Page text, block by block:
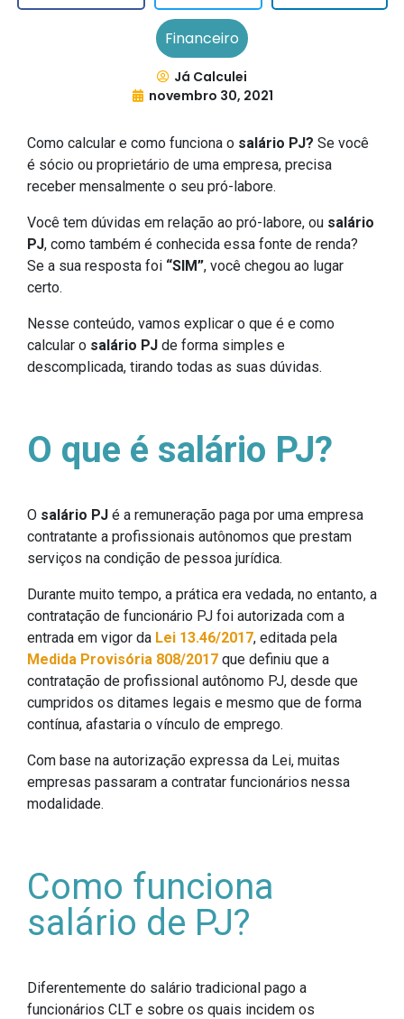
Financeiro
Já Calculei
novembro 30, 2021
Como calcular e como funciona o salário PJ? Se você
é sócio ou proprietário de uma empresa, precisa
receber mensalmente o seu pró-labore.
Você tem dúvidas em relação ao pró-labore, ou salário
PJ, como também é conhecida essa fonte de renda?
Se a sua resposta foi “SIM”, você chegou ao lugar
certo.
Nesse conteúdo, vamos explicar o que é e como
calcular o salário PJ de forma simples e
descomplicada, tirando todas as suas dúvidas.
O que é salário PJ?
O salário PJ é a remuneração paga por uma empresa
contratante a profissionais autônomos que prestam
serviços na condição de pessoa jurídica.
Durante muito tempo, a prática era vedada, no entanto, a
contratação de funcionário PJ foi autorizada com a
entrada em vigor da Lei 13.46/2017, editada pela
Medida Provisória 808/2017 que definiu que a
contratação de profissional autônomo PJ, desde que
cumpridos os ditames legais e mesmo que de forma
contínua, afastaria o vínculo de emprego.
Com base na autorização expressa da Lei, muitas
empresas passaram a contratar funcionários nessa
modalidade.
Como funciona
salário de PJ?
Diferentemente do salário tradicional pago a
funcionários CLT e sobre os quais incidem os